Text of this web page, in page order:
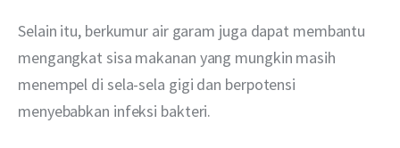
Selain itu, berkumur air garam juga dapat membantu
mengangkat sisa makanan yang mungkin masih
menempel di sela-sela gigi dan berpotensi
menyebabkan infeksi bakteri.